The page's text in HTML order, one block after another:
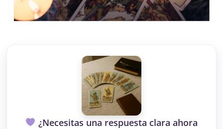
¿Necesitas una respuesta clara ahora